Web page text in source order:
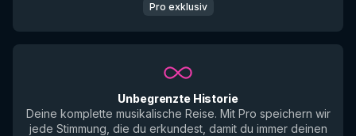
Pro exklusiv
Unbegrenzte Historie
Deine komplette musikalische Reise. Mit Pro speichern wir
jede Stimmung, die du erkundest, damit du immer deinen